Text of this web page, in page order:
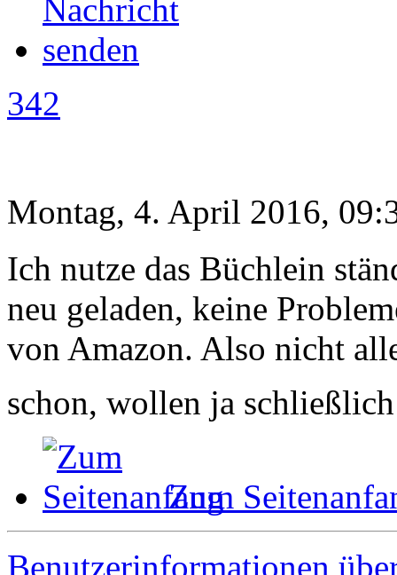
342
Montag, 4. April 2016,
Ich nutze das Büchlein
neu geladen, keine
von Amazon. Also nicht
schon, wollen ja
Zum
Benutzerinformationen